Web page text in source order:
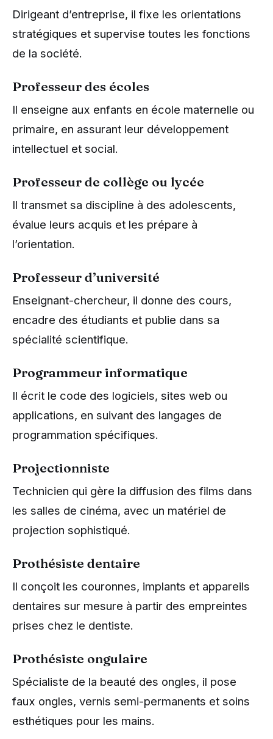
Dirigeant d’entreprise, il fixe les orientations
stratégiques et supervise toutes les fonctions
de la société.
Professeur des écoles
Il enseigne aux enfants en école maternelle ou
primaire, en assurant leur développement
intellectuel et social.
Professeur de collège ou lycée
Il transmet sa discipline à des adolescents,
évalue leurs acquis et les prépare à
l’orientation.
Professeur d’université
Enseignant-chercheur, il donne des cours,
encadre des étudiants et publie dans sa
spécialité scientifique.
Programmeur informatique
Il écrit le code des logiciels, sites web ou
applications, en suivant des langages de
programmation spécifiques.
Projectionniste
Technicien qui gère la diffusion des films dans
les salles de cinéma, avec un matériel de
projection sophistiqué.
Prothésiste dentaire
Il conçoit les couronnes, implants et appareils
dentaires sur mesure à partir des empreintes
prises chez le dentiste.
Prothésiste ongulaire
Spécialiste de la beauté des ongles, il pose
faux ongles, vernis semi-permanents et soins
esthétiques pour les mains.